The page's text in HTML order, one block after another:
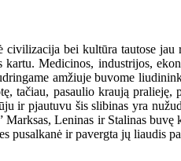
bei kultūra tautose jau
kartu. Medicinos, industrijos,
amžiuje buvome
tačiau, pasaulio kraują
ir pjautuvu šis slibinas yra
Marksas, Leninas ir Stalinas
pusalkanė ir pavergta jų liaudis